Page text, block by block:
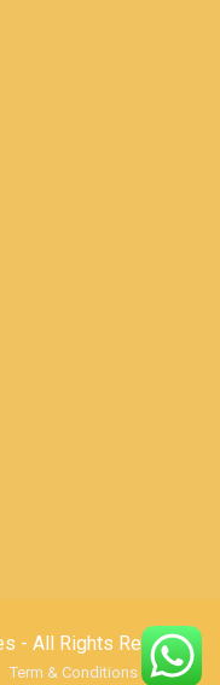
- All Rights Reserved
Term & Conditions